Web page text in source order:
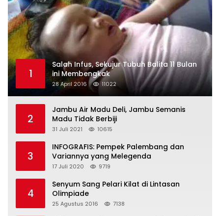
1
Salah Infus, Sekujur Tubuh Balita 11 Bulan
ini Membengkak
28 April 2016 11022
2
Jambu Air Madu Deli, Jambu Semanis
Madu Tidak Berbiji
31 Juli 2021 10615
3
INFOGRAFIS: Pempek Palembang dan
Variannya yang Melegenda
17 Juli 2020 9719
4
Senyum Sang Pelari Kilat di Lintasan
Olimpiade
25 Agustus 2016 7138